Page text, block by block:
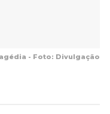
- Foto: Divulgação